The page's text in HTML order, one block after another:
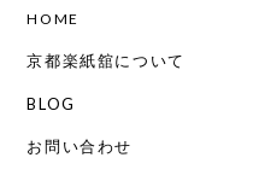
HOME
京都楽紙舘について
BLOG
お問い合わせ